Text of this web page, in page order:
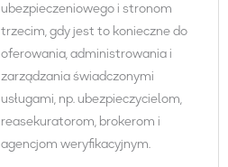
ubezpieczeniowego i stronom
trzecim, gdy jest to konieczne do
oferowania, administrowania i
zarządzania świadczonymi
usługami, np. ubezpieczycielom,
reasekuratorom, brokerom i
agencjom weryfikacyjnym.